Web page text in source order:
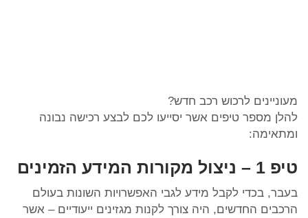
מעוניינים לרכוש רכב חדש?
להלן מספר טיפים אשר יסייעו לכם לבצע רכישה נבונה
ומתאימה:
טיפ 1 – ניצול מקורות המידע הזמינים
בעבר, בכדי לקבל מידע לגבי האפשרויות השונות בעולם
הרכבים החדשים, היה צורך לקנות מגזינים ייעודיים – אשר